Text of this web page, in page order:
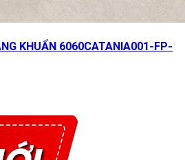
KHUẨN 6060CATANIA001-FP-